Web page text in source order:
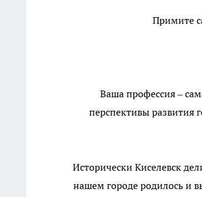
Примите
Ваша профессия –
перспективы развития
Исторически Киселевск
нашем городе родилось и